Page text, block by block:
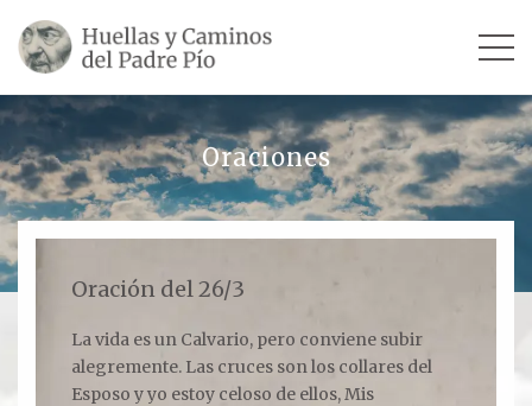
SU VIDA
Escultores
Oraciones
Oración del 26/3
La vida es un Calvario, pero conviene subir
alegremente. Las cruces son los collares del
Esposo y yo estoy celoso de ellos, Mis